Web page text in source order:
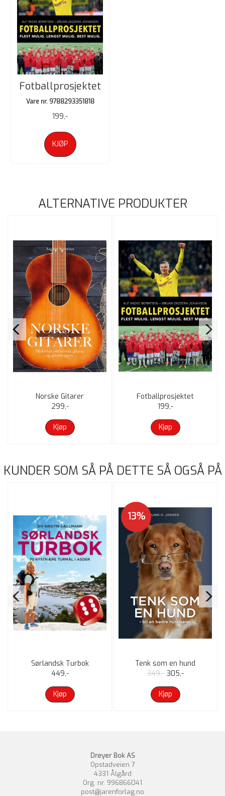
Fotballprosjektet
Vare nr. 9788293351818
199,-
KJØP
ALTERNATIVE PRODUKTER
Norske Gitarer
299,-
Kjøp
Fotballprosjektet
199,-
Kjøp
KUNDER SOM SÅ PÅ DETTE SÅ OGSÅ PÅ
Sørlandsk Turbok
449,-
Kjøp
13%
Tenk som en hund
349,- 305,-
Kjøp
Dreyer Bok AS
Opstadveien 7
4331 Ålgård
Org. nr. 996866041
post@jarenforlag.no